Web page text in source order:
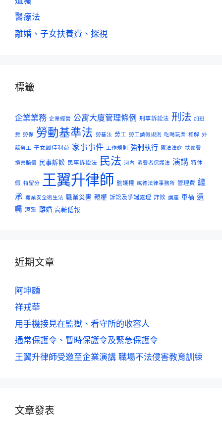
醫療法
離婚、子女扶養費、探視
標籤
企業業務 企業經營 公寓大廈管理條例 刑事訴訟法 刑法 加班
費 勞保 勞動基準法 勞基法 勞工 勞工請假規則 吃喝玩樂 和解 外
籍勞工 子女最佳利益 家事事件 工作規則 強制執行 憲法法庭 扶養費
損害賠償 民事訴訟 民事訴訟法 民法 河內 消費者保護法 演講 特休
假 特留分 王翼升律師 監護權 竑德法律事務所 管理費 繼
承 職業安全衛生法 職業災害 親權 訴訟及爭端處理 詐欺 講座 車禍 遺
囑 酒駕 離婚 高薪低報
近期文章
阿坤麵
祥戎華
用手機接見在監獄、看守所的收容人
通常保護令、暫時保護令及緊急保護令
王翼升律師受邀至企業演講 職場不法侵害教育訓練
文章發表